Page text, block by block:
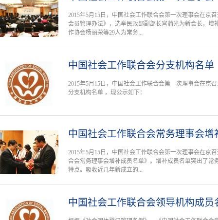
2015年5月15日，中国社会工作联合会第一次理事会在京
会员管理办法》，选举民政部副部长宫蒲光为新会长，增
作协会杨丽荣等29人为常务...
中国社会工作联合会分支机构名单
2015年5月15日，中国社会工作联合会第一次理事会在京
分支机构名单 ，现公示如下：
中国社会工作联合会常务理事会增
2015年5月15日，中国社会工作联合会第一次理事会在京
合会常务理事会增补成员名单》。增补成员名单突出了常
特点。吸收近几年新成立的...
中国社会工作联合会领导机构成员